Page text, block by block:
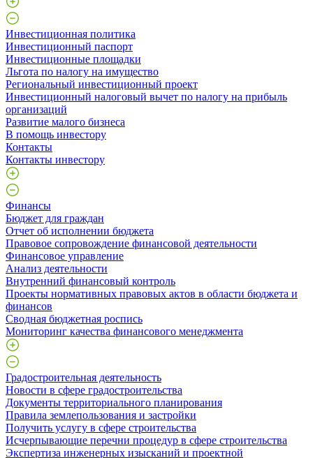
Инвестиционная политика
Инвестиционный паспорт
Инвестиционные площадки
Льгота по налогу на имущество
Региональный инвестиционный проект
Инвестиционный налоговый вычет по налогу на прибыль
организаций
Развитие малого бизнеса
В помощь инвестору
Контакты
Контакты инвестору
Финансы
Бюджет для граждан
Отчет об исполнении бюджета
Правовое сопровождение финансовой деятельности
Финансовое управление
Анализ деятельности
Внутренний финансовый контроль
Проекты нормативных правовых актов в области бюджета и
финансов
Сводная бюджетная роспись
Мониторинг качества финансового менеджмента
Градостроительная деятельность
Новости в сфере градостроительства
Документы территориального планирования
Правила землепользования и застройки
Получить услугу в сфере строительства
Исчерпывающие перечни процедур в сфере строительства
Экспертиза инженерных изысканий и проектной